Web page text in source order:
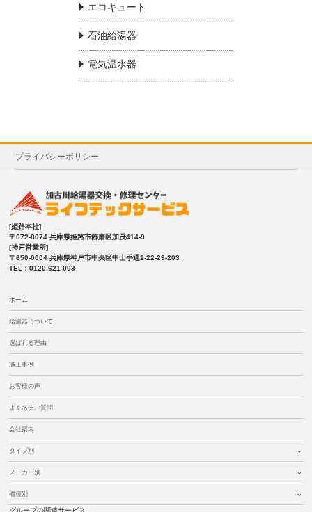
エコキュート
石油給湯器
電気温水器
プライバシーポリシー
[姫路本社]
〒672-8074 兵庫県姫路市飾磨区加茂414-9
[神戸営業所]
〒650-0004 兵庫県神戸市中央区中山手通1-22-23-203
TEL：0120-621-003
ホーム
給湯器について
選ばれる理由
施工事例
お客様の声
よくあるご質問
会社案内
タイプ別
メーカー別
機種別
グループの関連サービス